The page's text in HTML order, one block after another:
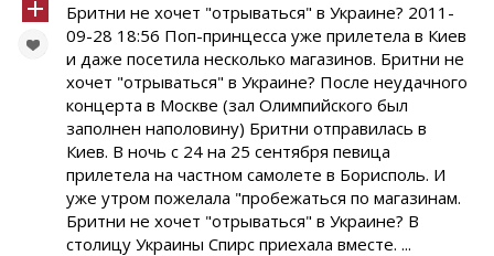
Бритни не хочет "отрываться" в Украине? 2011-
09-28 18:56 Поп-принцесса уже прилетела в Киев
и даже посетила несколько магазинов. Бритни не
хочет "отрываться" в Украине? После неудачного
концерта в Москве (зал Олимпийского был
заполнен наполовину) Бритни отправилась в
Киев. В ночь с 24 на 25 сентября певица
прилетела на частном самолете в Борисполь. И
уже утром пожелала "пробежаться по магазинам.
Бритни не хочет "отрываться" в Украине? В
столицу Украины Спирс приехала вместе. ...